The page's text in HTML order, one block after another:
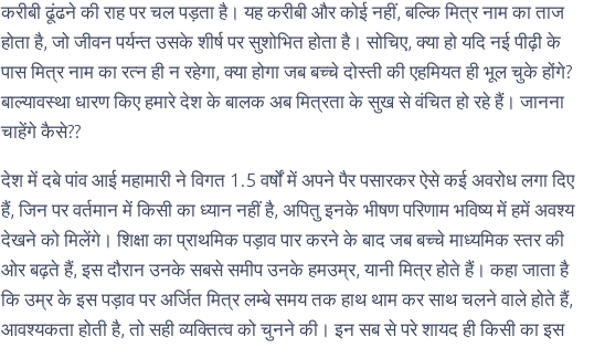
करीबी ढूंढने की राह पर चल पड़ता है। यह करीबी और कोई नहीं, बल्कि मित्र नाम का ताज
होता है, जो जीवन पर्यन्त उसके शीर्ष पर सुशोभित होता है। सोचिए, क्या हो यदि नई पीढ़ी के
पास मित्र नाम का रत्न ही न रहेगा, क्या होगा जब बच्चे दोस्ती की एहमियत ही भूल चुके होंगे?
बाल्यावस्था धारण किए हमारे देश के बालक अब मित्रता के सुख से वंचित हो रहे हैं। जानना
चाहेंगे कैसे??
देश में दबे पांव आई महामारी ने विगत 1.5 वर्षों में अपने पैर पसारकर ऐसे कई अवरोध लगा दिए
हैं, जिन पर वर्तमान में किसी का ध्यान नहीं है, अपितु इनके भीषण परिणाम भविष्य में हमें अवश्य
देखने को मिलेंगे। शिक्षा का प्राथमिक पड़ाव पार करने के बाद जब बच्चे माध्यमिक स्तर की
ओर बढ़ते हैं, इस दौरान उनके सबसे समीप उनके हमउम्र, यानी मित्र होते हैं। कहा जाता है
कि उम्र के इस पड़ाव पर अर्जित मित्र लम्बे समय तक हाथ थाम कर साथ चलने वाले होते हैं,
आवश्यकता होती है, तो सही व्यक्तित्व को चुनने की। इन सब से परे शायद ही किसी का इस